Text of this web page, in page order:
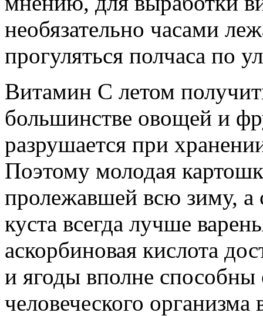
необязательно часами
прогуляться полчаса по
Витамин C летом
большинстве овощей и
разрушается при
Поэтому молодая
пролежавшей всю зиму, а
куста всегда лучше
аскорбиновая кислота
и ягоды вполне способны
человеческого